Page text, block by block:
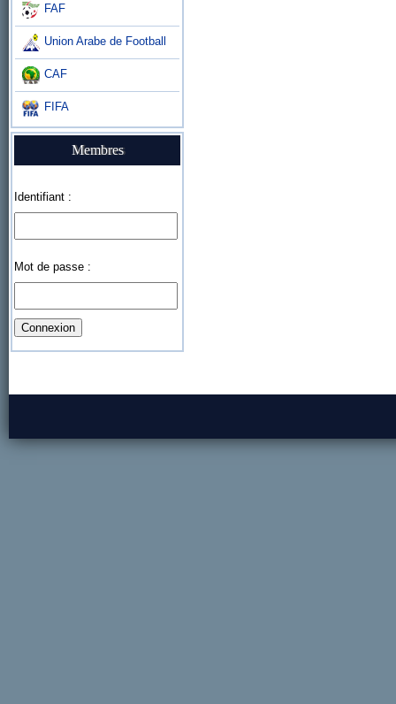
FAF
Union Arabe de Football
CAF
FIFA
Membres
Identifiant :
Mot de passe :